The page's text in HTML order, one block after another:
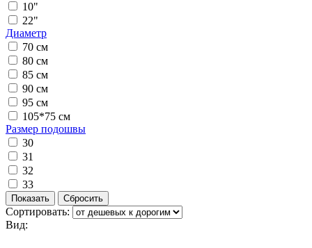
10"
22"
Диаметр
70 см
80 см
85 см
90 см
95 см
105*75 см
Размер подошвы
30
31
32
33
Сортировать:
Вид: